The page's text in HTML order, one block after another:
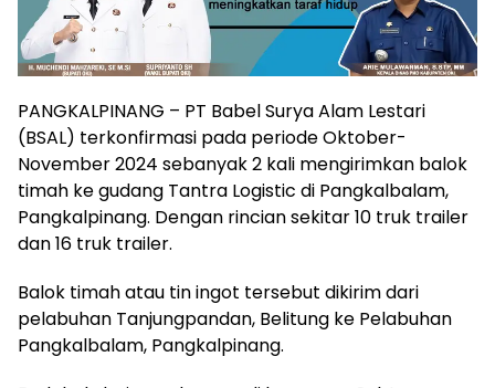
PANGKALPINANG – PT Babel Surya Alam Lestari
(BSAL) terkonfirmasi pada periode Oktober-
November 2024 sebanyak 2 kali mengirimkan balok
timah ke gudang Tantra Logistic di Pangkalbalam,
Pangkalpinang. Dengan rincian sekitar 10 truk trailer
dan 16 truk trailer.
Balok timah atau tin ingot tersebut dikirim dari
pelabuhan Tanjungpandan, Belitung ke Pelabuhan
Pangkalbalam, Pangkalpinang.